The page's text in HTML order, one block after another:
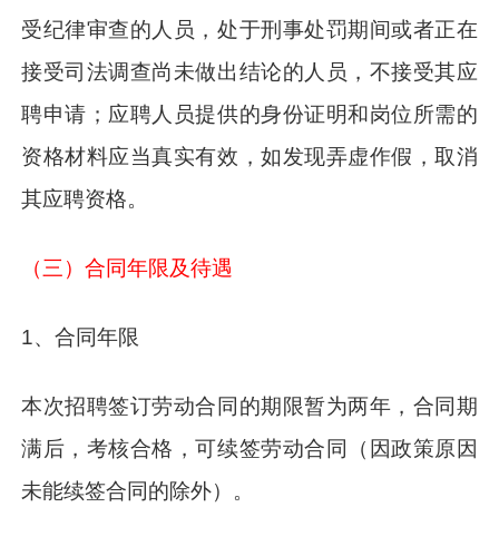
受纪律审查的人员，处于刑事处罚期间或者正在
接受司法调查尚未做出结论的人员，不接受其应
聘申请；应聘人员提供的身份证明和岗位所需的
资格材料应当真实有效，如发现弄虚作假，取消
其应聘资格。
（三）合同年限及待遇
1、合同年限
本次招聘签订劳动合同的期限暂为两年，合同期
满后，考核合格，可续签劳动合同（因政策原因
未能续签合同的除外）。